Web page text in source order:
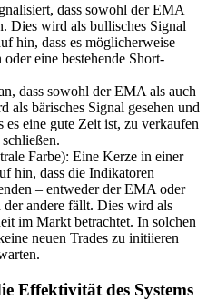
dass sowohl der EMA
Dies wird als bullisches Signal
hin, dass es möglicherweise
eine bestehende Short-
dass sowohl der EMA als auch
bärisches Signal gesehen und
es eine gute Zeit ist, zu verkaufen
Farbe): Eine Kerze in einer
hin, dass die Indikatoren
– entweder der EMA oder
andere fällt. Dies wird als
im Markt betrachtet. In solchen
neuen Trades zu initiieren
Effektivität des Systems